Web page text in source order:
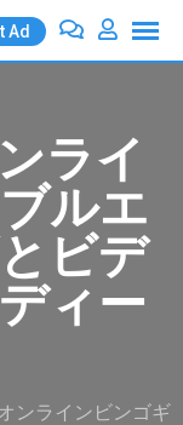
Ad
ライ
ルエ
ビデ
ィー
ンラインビンゴギ